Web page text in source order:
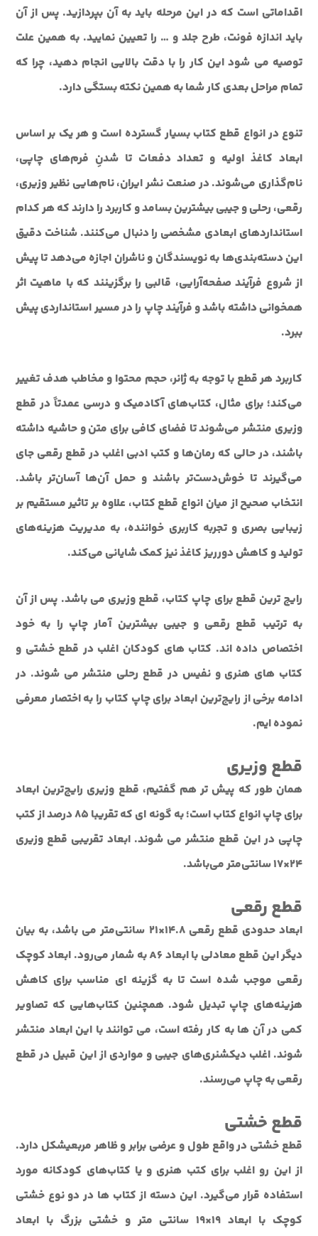
اقداماتي است که در اين مرحله بايد به آن بپردازيد. پس از آن
بايد اندازه فونت، طرح جلد و … را تعيين نماييد. به همين علت
توصيه مي شود اين کار را با دقت بالايي انجام دهيد، چرا که
تمام مراحل بعدی کار شما به همين نکته بستگي دارد.
تنوع در انواع قطع کتاب بسیار گسترده است و هر یک بر اساس
ابعاد کاغذ اولیه و تعداد دفعات تا شدنِ فرم‌های چاپی،
نام‌گذاری می‌شوند. در صنعت نشر ایران، نام‌هایی نظیر وزیری،
رقعی، رحلی و جیبی بیشترین بسامد و کاربرد را دارند که هر کدام
استانداردهای ابعادی مشخصی را دنبال می‌کنند. شناخت دقیق
این دسته‌بندی‌ها به نویسندگان و ناشران اجازه می‌دهد تا پیش
از شروع فرآیند صفحه‌آرایی، قالبی را برگزینند که با ماهیت اثر
همخوانی داشته باشد و فرآیند چاپ را در مسیر استانداردی پیش
ببرد.
کاربرد هر قطع با توجه به ژانر، حجم محتوا و مخاطب هدف تغییر
می‌کند؛ برای مثال، کتاب‌های آکادمیک و درسی عمدتاً در قطع
وزیری منتشر می‌شوند تا فضای کافی برای متن و حاشیه داشته
باشند، در حالی که رمان‌ها و کتب ادبی اغلب در قطع رقعی جای
می‌گیرند تا خوش‌دست‌تر باشند و حمل آن‌ها آسان‌تر باشد.
انتخاب صحیح از میان انواع قطع کتاب، علاوه بر تاثیر مستقیم بر
زیبایی بصری و تجربه کاربری خواننده، به مدیریت هزینه‌های
تولید و کاهش دورریز کاغذ نیز کمک شایانی می‌کند.
رايج ترين قطع براي چاپ کتاب، قطع وزيري مي باشد. پس از آن
به ترتيب قطع رقعي و جيبي بيشترين آمار چاپ را به خود
اختصاص داده اند. کتاب هاي کودکان اغلب در قطع خشتي و
کتاب هاي هنري و نفيس در قطع رحلي منتشر مي شوند. در
ادامه برخي از رايج‌ترين ابعاد براي چاپ کتاب را به اختصار معرفي
نموده ايم.
قطع وزيری
همان طور که پيش تر هم گفتيم، قطع وزيري رايج‌ترين ابعاد
براي چاپ انواع کتاب است؛ به گونه اي که تقريبا 85 درصد از کتب
چاپي در اين قطع منتشر مي شوند. ابعاد تقريبي قطع وزيري
24×17 سانتی‌متر می‌باشد.
قطع رقعی
ابعاد حدودی قطع رقعی 14.8×21 سانتی‌متر مي باشد، به بيان
ديگر اين قطع معادلی با ابعاد A6 به شمار می‌رود. ابعاد کوچک
رقعي موجب شده است تا به گزينه اي مناسب براي کاهش
هزينه‌هاي چاپ تبديل شود. همچنين کتاب‌هايي که تصاوير
کمي در آن ها به کار رفته است، مي توانند با اين ابعاد منتشر
شوند. اغلب ديکشنري‌هاي جيبي و مواردي از اين قبيل در قطع
رقعي به چاپ مي‌رسند.
قطع خشتی
قطع خشتی در واقع طول و عرضي برابر و ظاهر مربعيشکل دارد.
از اين رو اغلب براي کتب هنری و يا کتاب‌هاي کودکانه مورد
استفاده قرار مي‌گيرد. اين دسته از کتاب ها در دو نوع خشتي
کوچک با ابعاد 19×19 سانتی متر و خشتي بزرگ با ابعاد